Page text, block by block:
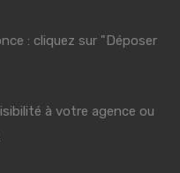
: cliquez sur "Déposer
à votre agence ou